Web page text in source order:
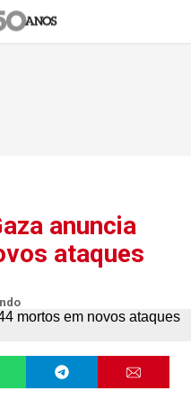
anuncia
ataques